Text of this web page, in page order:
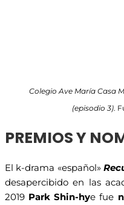
Colegio Ave María Casa
(episodio 3).
PREMIOS Y
El k-drama «español»
desapercibido en las
2019 Park Shin-hye fue